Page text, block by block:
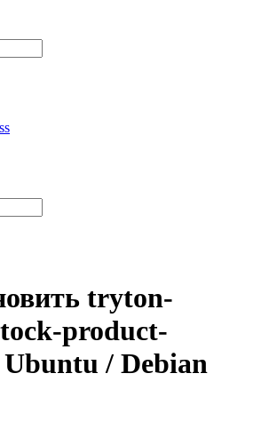
tryton-
product-
/ Debian